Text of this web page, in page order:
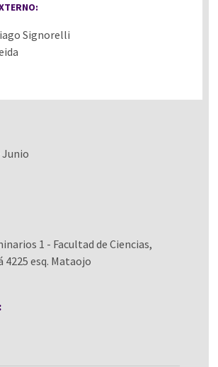
Signorelli
Junio
1 - Facultad de Ciencias,
4225 esq. Mataojo